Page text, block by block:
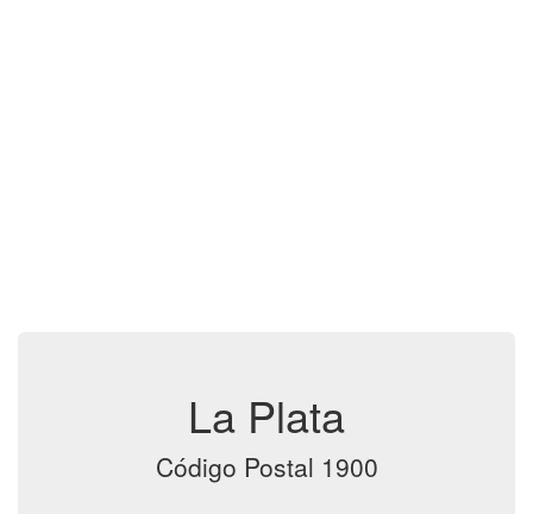
La Plata
Código Postal 1900